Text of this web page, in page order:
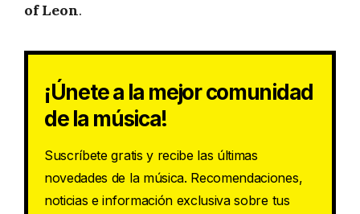
of Leon.
¡Únete a la mejor comunidad
de la música!
Suscríbete gratis y recibe las últimas
novedades de la música. Recomendaciones,
noticias e información exclusiva sobre tus